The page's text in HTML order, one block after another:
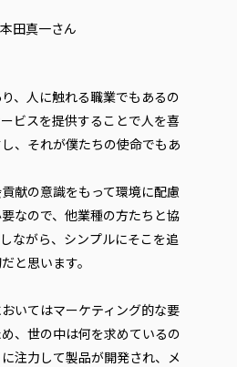
、人に触れる職業でもあるの
ビスを提供することで人を喜
、それが僕たちの使命でもあ
献の意識をもって環境に配慮
なので、他業種の方たちと協
ながら、シンプルにそこを追
と思います。
いてはマーケティング的な要
、世の中は何を求めているの
注力して製品が開発され、メ